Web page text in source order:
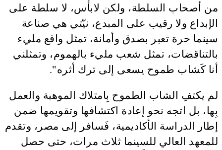
من أصحاب السلطة، ولكن لابأس، لا سلطة على
الإبداع ولا رقيب على المبدع، نيّتي هي صناعة
سينما حرة تعبر بصدق وأمانة، تمثل واقع مليء
بالتناقضات، تمثل شعب مليء بالهموم، وتمثلني
أنا كَشاب طموح يسعى إلى ترك أثره".
لم يكتفِ الشاب الطموح بِامتلاك الموهبة والعمل
بِها، بل اتجه نحو إعادة اكتشافها وتقويمها ضمن
إطار الدراسة الأكاديمية، فَسافر إلى مصر، وتقدم
للمعهد العالي للسينما ثلاث مرات، حتى حصل